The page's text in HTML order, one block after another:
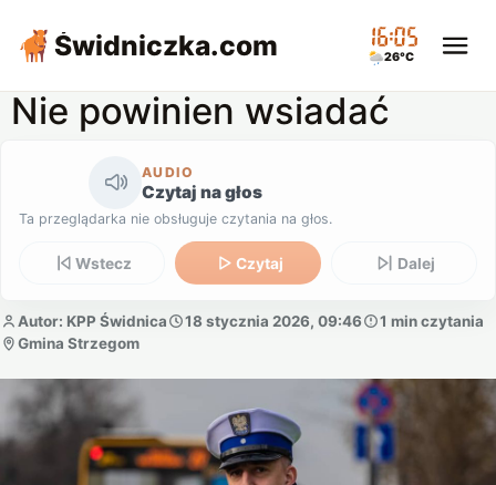
Świdniczka.com 16:05
26°C
Nie powinien wsiadać
AUDIO
Czytaj na głos
Ta przeglądarka nie obsługuje czytania na głos.
Wstecz Czytaj Dalej
Autor: KPP Świdnica 18 stycznia 2026, 09:46
1 min czytania
Gmina Strzegom